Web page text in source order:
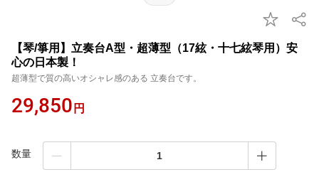
【琴/箏用】立奏台A型・超薄型（17絃・十七絃琴用）安
心の日本製！
超薄型で質の高いオシャレ感のある 立奏台です。
29,850 円
数量